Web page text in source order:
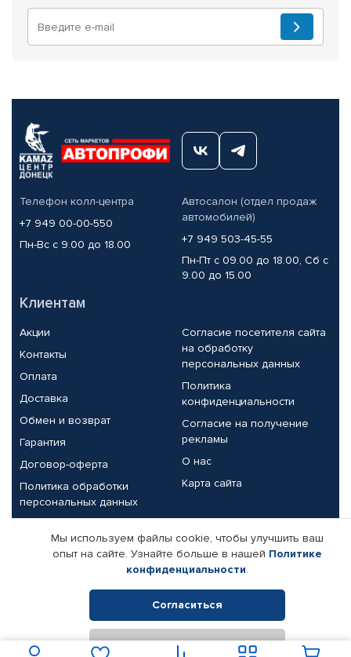
Телефон колл-центра
+7 949 00-00-550
Пн-Вс с 9.00 до 18.00
Автосалон (отдел продаж
автомобилей)
+7 949 503-45-55
Пн-Пт с 09.00 до 18.00, Сб с
9.00 до 15.00
Клиентам
Акции
Контакты
Оплата
Доставка
Обмен и возврат
Гарантия
Договор-оферта
Политика обработки
персональных данных
Согласие посетителя сайта
на обработку
персональных данных
Политика
конфиденциальности
Согласие на получение
рекламы
О нас
Карта сайта
Партнерам
Корпоративным клиентам
Поставщикам
Реквизиты компании
© КАМАЗ ЦЕНТР ДОНЕЦК, 2015-2026. Все права защищены.
Мы используем файлы cookie, чтобы улучшить ваш
опыт на сайте. Узнайте больше в нашей Политике
конфиденциальности.
Согласиться
Отклонить